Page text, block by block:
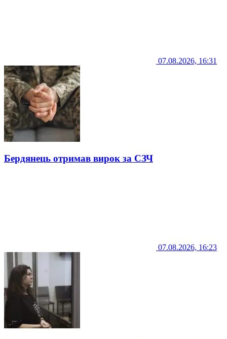
07.08.2026, 16:31
Бердянець отримав вирок за СЗЧ
07.08.2026, 16:23